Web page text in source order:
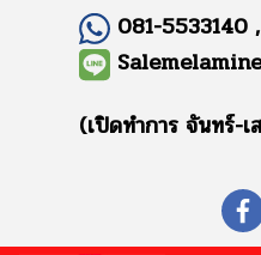
081-5533140
(เปิดทำการ จันทร์-